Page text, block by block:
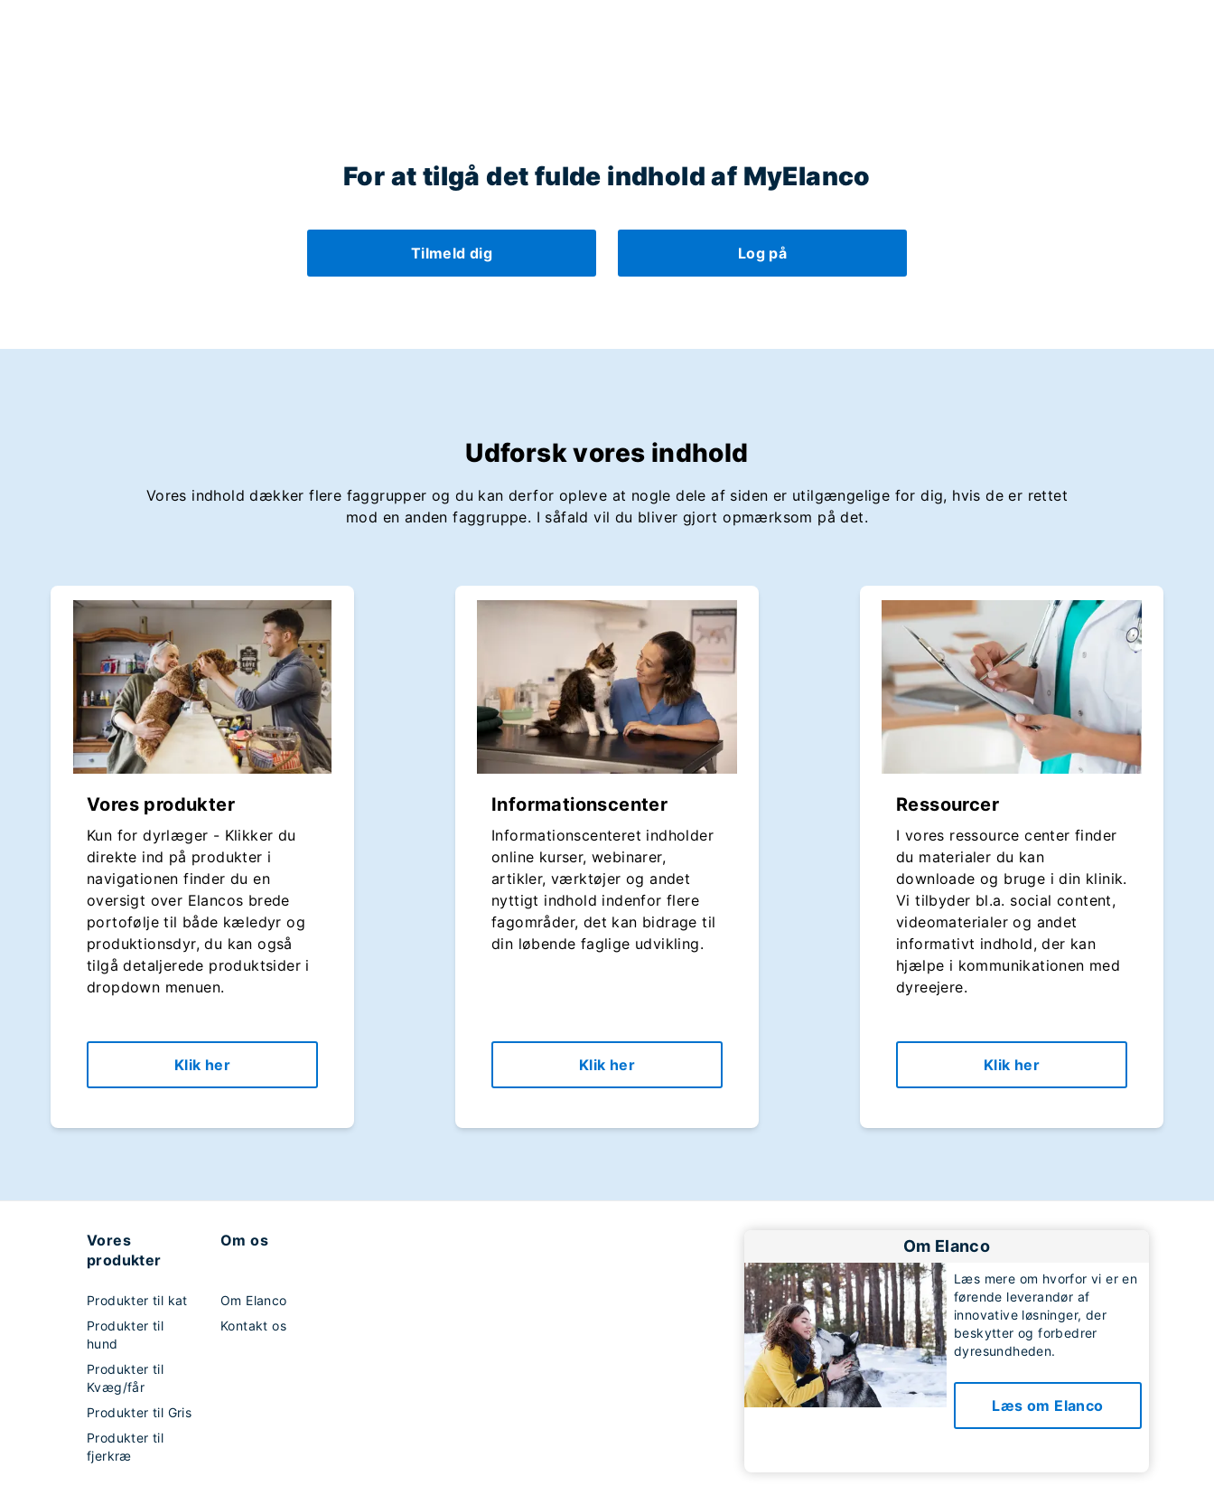
For at tilgå det fulde indhold af MyElanco
Tilmeld dig Log på
Udforsk vores indhold
Vores indhold dækker flere faggrupper og du kan derfor opleve at nogle dele af siden er utilgængelige for dig, hvis de er rettet
mod en anden faggruppe. I såfald vil du bliver gjort opmærksom på det.
Vores produkter
Kun for dyrlæger - Klikker du
direkte ind på produkter i
navigationen finder du en
oversigt over Elancos brede
portofølje til både kæledyr og
produktionsdyr, du kan også
tilgå detaljerede produktsider i
dropdown menuen.
Klik her
Informationscenter
Informationscenteret indholder
online kurser, webinarer,
artikler, værktøjer og andet
nyttigt indhold indenfor flere
fagområder, det kan bidrage til
din løbende faglige udvikling.
Klik her
Ressourcer
I vores ressource center finder
du materialer du kan
downloade og bruge i din klinik.
Vi tilbyder bl.a. social content,
videomaterialer og andet
informativt indhold, der kan
hjælpe i kommunikationen med
dyreejere.
Klik her
Vores
produkter
Produkter til kat
Produkter til
hund
Produkter til
Kvæg/får
Produkter til Gris
Produkter til
fjerkræ
Om os
Om Elanco
Kontakt os
Om Elanco
Læs mere om hvorfor vi er en
førende leverandør af
innovative løsninger, der
beskytter og forbedrer
dyresundheden.
Læs om Elanco